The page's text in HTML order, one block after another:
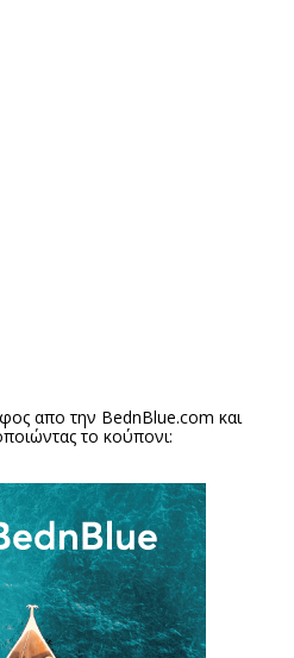
απο την BednBlue.com και
το κούπονι: